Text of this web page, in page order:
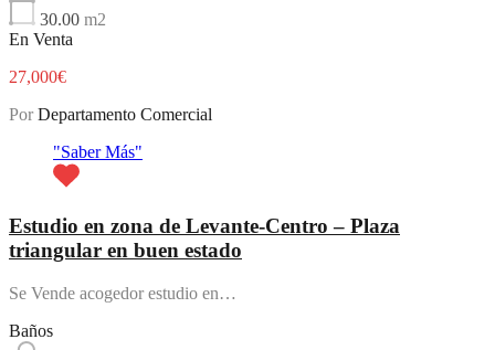
30.00 m2
En Venta
27,000€
Por Departamento Comercial
"Saber Más"
Estudio en zona de Levante-Centro – Plaza
triangular en buen estado
Se Vende acogedor estudio en…
Baños